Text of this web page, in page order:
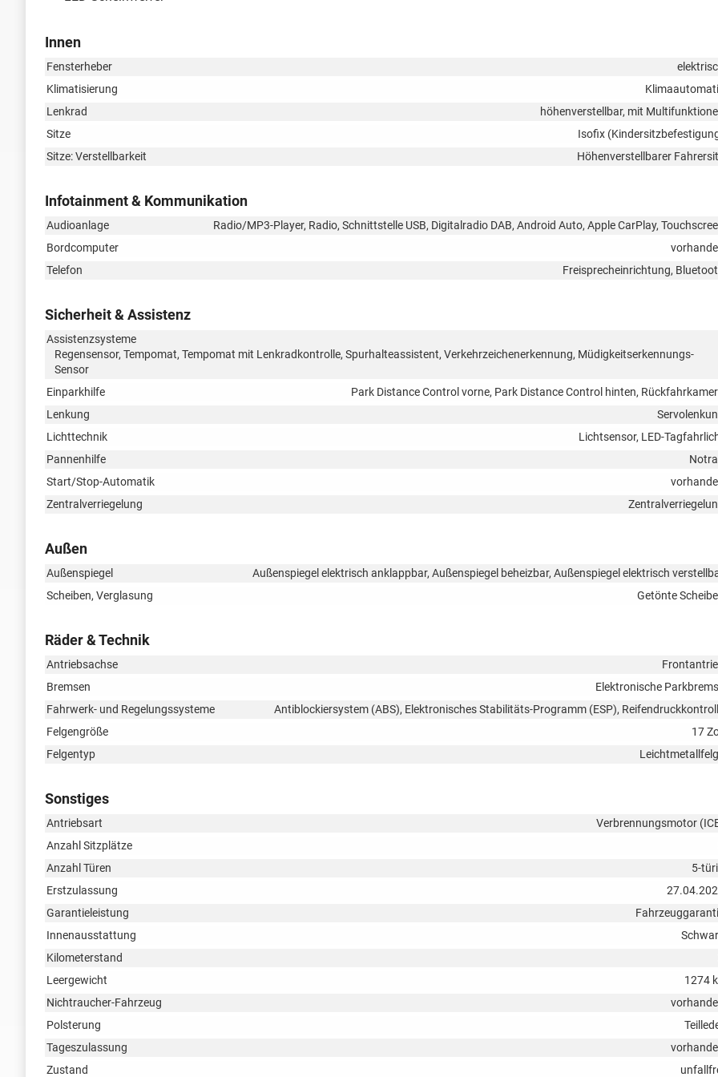
Innen
Fensterheber
Klimatisierung
Lenkrad
höhenverstellbar, mit
Sitze
Isofix
Sitze: Verstellbarkeit
Höhenverstellbarer
Infotainment & Kommunikation
Audioanlage
Radio/MP3-Player, Radio, Schnittstelle USB, Digitalradio DAB, Android Auto, Apple CarPlay,
Bordcomputer
Telefon
Freisprecheinrichtung,
Sicherheit & Assistenz
Assistenzsysteme
Regensensor, Tempomat, Tempomat mit Lenkradkontrolle, Spurhalteassistent, Verkehrzeichenerkennung, Müdigkeitserkennungs-
Sensor
Einparkhilfe
Park Distance Control vorne, Park Distance Control hinten,
Lenkung
Lichttechnik
Lichtsensor, LED-
Pannenhilfe
Start/Stop-Automatik
Zentralverriegelung
Außen
Außenspiegel
Außenspiegel elektrisch anklappbar, Außenspiegel beheizbar, Außenspiegel elektrisch
Scheiben, Verglasung
Getönte
Räder & Technik
Antriebsachse
Bremsen
Elektronische
Fahrwerk- und Regelungssysteme
Antiblockiersystem (ABS), Elektronisches Stabilitäts-Programm (ESP),
Felgengröße
17
Felgentyp
Sonstiges
Antriebsart
Verbrennungsmotor
Anzahl Sitzplätze
Anzahl Türen
5-
Erstzulassung
Garantieleistung
Innenausstattung
Kilometerstand
Leergewicht
1274
Nichtraucher-Fahrzeug
Polsterung
Tageszulassung
Zustand